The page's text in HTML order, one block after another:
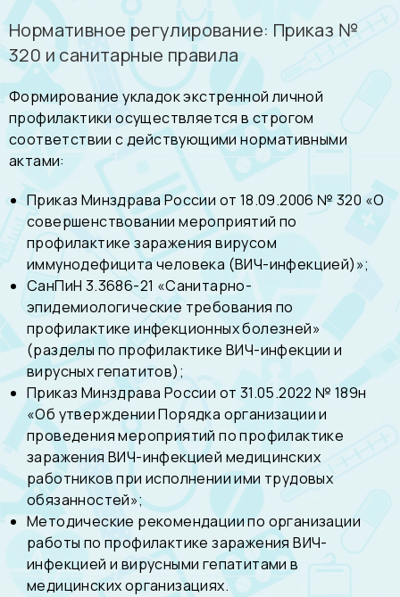
Нормативное регулирование: Приказ №
320 и санитарные правила
Формирование укладок экстренной личной
профилактики осуществляется в строгом
соответствии с действующими нормативными
актами:
Приказ Минздрава России от 18.09.2006 № 320 «О
совершенствовании мероприятий по
профилактике заражения вирусом
иммунодефицита человека (ВИЧ-инфекцией)»;
СанПиН 3.3686-21 «Санитарно-
эпидемиологические требования по
профилактике инфекционных болезней»
(разделы по профилактике ВИЧ-инфекции и
вирусных гепатитов);
Приказ Минздрава России от 31.05.2022 № 189н
«Об утверждении Порядка организации и
проведения мероприятий по профилактике
заражения ВИЧ-инфекцией медицинских
работников при исполнении ими трудовых
обязанностей»;
Методические рекомендации по организации
работы по профилактике заражения ВИЧ-
инфекцией и вирусными гепатитами в
медицинских организациях.